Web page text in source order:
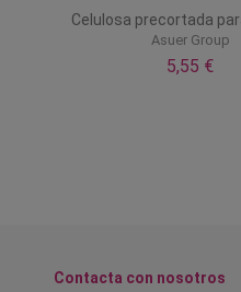
Celulosa precortada
Asuer Group
5,55 €
Contacta con nosotros